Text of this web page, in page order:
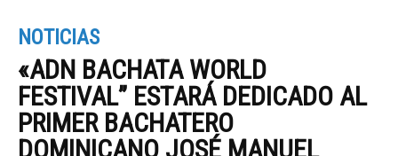
NOTICIAS
«ADN BACHATA WORLD
FESTIVAL” ESTARÁ DEDICADO AL
PRIMER BACHATERO
DOMINICANO JOSÉ MANUEL